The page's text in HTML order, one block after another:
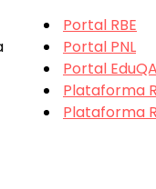
Portal RBE
Portal PNL
Portal EduQA
Plataforma
Plataforma